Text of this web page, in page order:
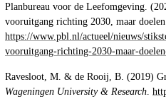
Planbureau voor de Leefomgeving.
vooruitgang richting 2030, maar
https://www.pbl.nl/actueel/nieuws/
vooruitgang-richting-2030-maar-
Ravesloot, M. & de Rooij, B. (2019)
Wageningen University & Research